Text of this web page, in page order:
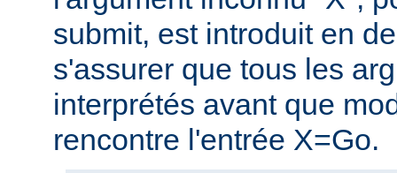
submit, est introduit en
s'assurer que tous les
interprétés avant que
rencontre l'entrée X=Go.